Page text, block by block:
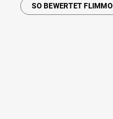
SO BEWERTET FLIMMO